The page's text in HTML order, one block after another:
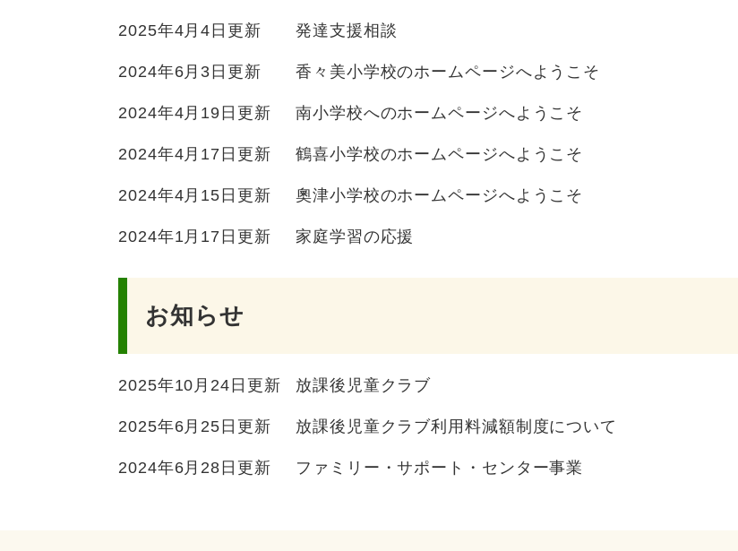
2025年4月4日更新 発達支援相談
2024年6月3日更新 香々美小学校のホームページへようこそ
2024年4月19日更新 南小学校へのホームページへようこそ
2024年4月17日更新 鶴喜小学校のホームページへようこそ
2024年4月15日更新 奧津小学校のホームページへようこそ
2024年1月17日更新 家庭学習の応援
お知らせ
2025年10月24日更新 放課後児童クラブ
2025年6月25日更新 放課後児童クラブ利用料減額制度について
2024年6月28日更新 ファミリー・サポート・センター事業